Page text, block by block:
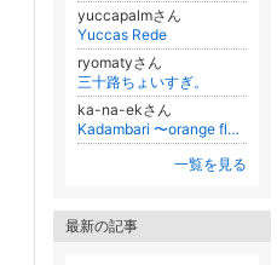
yuccapalmさん
Yuccas Rede
ryomatyさん
三十路ちょいすぎ。
ka-na-ekさん
Kadambari 〜orange flowered tree〜
一覧を見る
最新の記事